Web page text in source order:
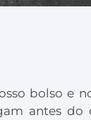
bolso e
antes do